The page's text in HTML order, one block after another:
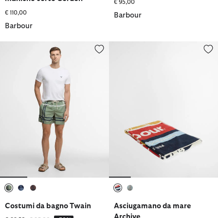
€ 110,00
Barbour
€ 95,00
Barbour
Costumi da bagno Twain
Costumi da bagno Twain
Asciugamano da mare Archive
Asciugamano da mare
Archive